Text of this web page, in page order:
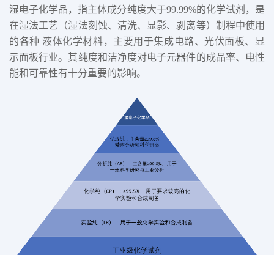
湿电子化学品，指主体成分纯度大于99.99%的化学试剂，是
在湿法工艺（湿法刻蚀、清洗、显影、剥离等）制程中使用
的各种 液体化学材料，主要用于集成电路、光伏面板、显
示面板行业。其纯度和洁净度对电子元器件的成品率、电性
能和可靠性有十分重要的影响。